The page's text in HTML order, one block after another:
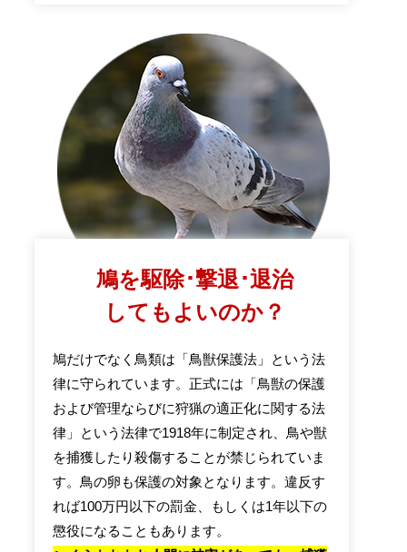
鳩を駆除･撃退･退治
してもよいのか？
鳩だけでなく鳥類は「鳥獣保護法」という法
律に守られています。正式には「鳥獣の保護
および管理ならびに狩猟の適正化に関する法
律」という法律で1918年に制定され、鳥や獣
を捕獲したり殺傷することが禁じられていま
す。鳥の卵も保護の対象となります。違反す
れば100万円以下の罰金、もしくは1年以下の
懲役になることもあります。